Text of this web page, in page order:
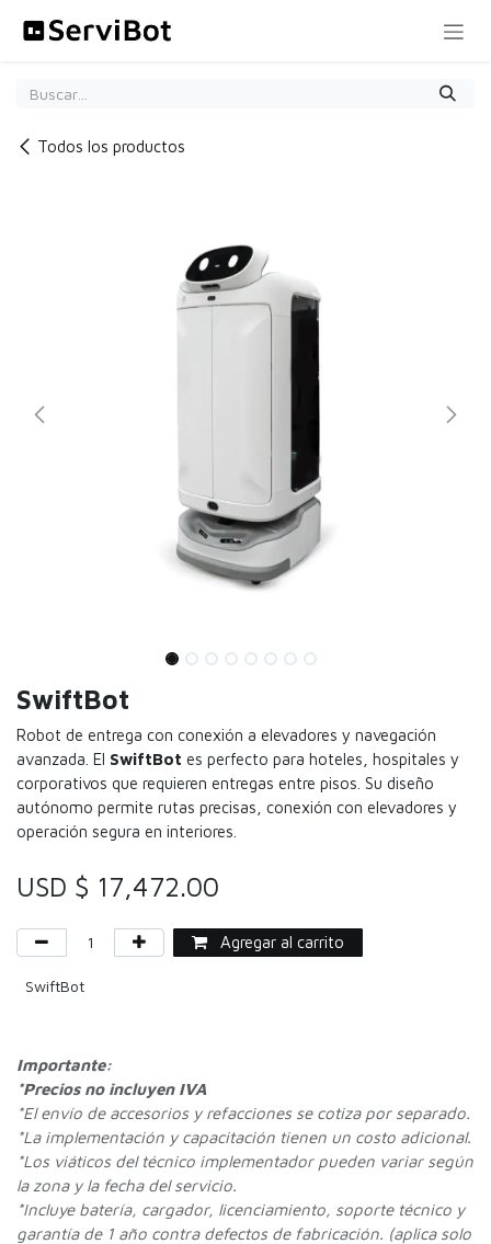
Todos los productos
SwiftBot
Robot de entrega con conexión a elevadores y navegación
avanzada. El SwiftBot es perfecto para hoteles, hospitales y
corporativos que requieren entregas entre pisos. Su diseño
autónomo permite rutas precisas, conexión con elevadores y
operación segura en interiores.
USD $ 17,472.00
Agregar al carrito
SwiftBot
Importante:
*Precios no incluyen IVA
*El envío de accesorios y refacciones se cotiza por separado.
*La implementación y capacitación tienen un costo adicional.
*Los viáticos del técnico implementador pueden variar según
la zona y la fecha del servicio.
*Incluye batería, cargador, licenciamiento, soporte técnico y
garantía de 1 año contra defectos de fabricación. (aplica solo